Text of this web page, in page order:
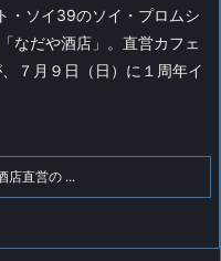
・ソイ39のソイ・プロムシ
なだや酒店」。 直営カフェ
７月９日（日）に１周年イ
店直営の ...